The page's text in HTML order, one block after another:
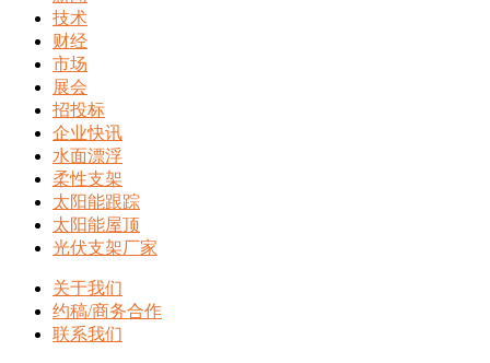
技术
财经
市场
展会
招投标
企业快讯
水面漂浮
柔性支架
太阳能跟踪
太阳能屋顶
光伏支架厂家
关于我们
约稿/商务合作
联系我们